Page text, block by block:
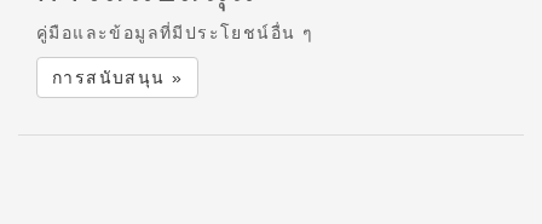
คู่มือและข้อมูลที่มีประโยชน์อื่น ๆ
การสนับสนุน »